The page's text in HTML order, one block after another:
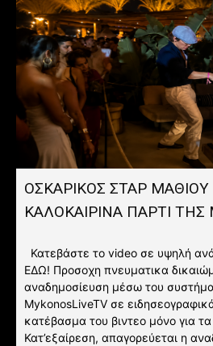
ΟΣΚΑΡΙΚΟΣ ΣΤΑΡ
ΚΑΛΟΚΑΙΡΙΝΑ ΠΑΡΤΙ
Κατεβάστε το video σε υψηλή
ΕΔΩ! Προσοχη πνευματικα
αναδημοσίευση μέσω του
MykonosLiveTV σε
κατέβασμα του βιντεο μόνο για
Κατ’εξαίρεση, απαγορεύεται η